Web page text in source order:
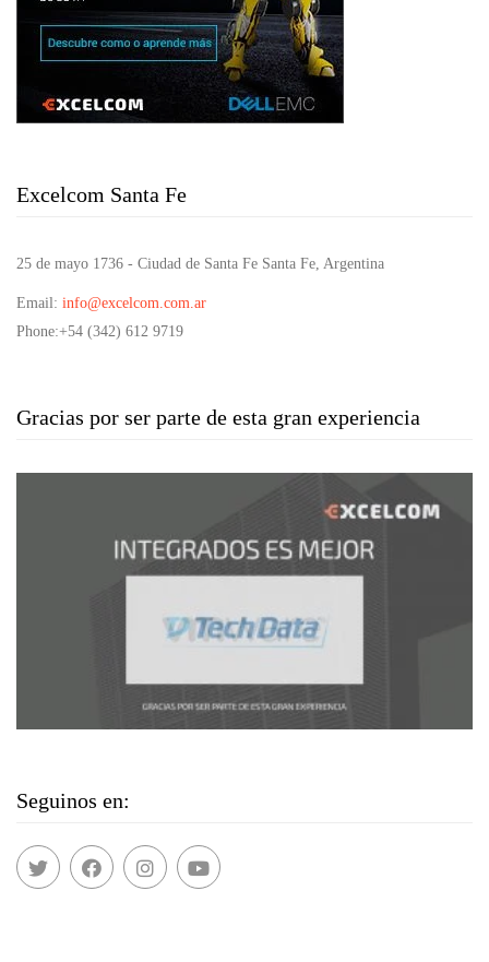
Excelcom Santa Fe
25 de mayo 1736 - Ciudad de Santa Fe Santa Fe, Argentina
Email : info@excelcom.com.ar
Phone:+54 (342) 612 9719
Gracias por ser parte de esta gran experiencia
Seguinos en: